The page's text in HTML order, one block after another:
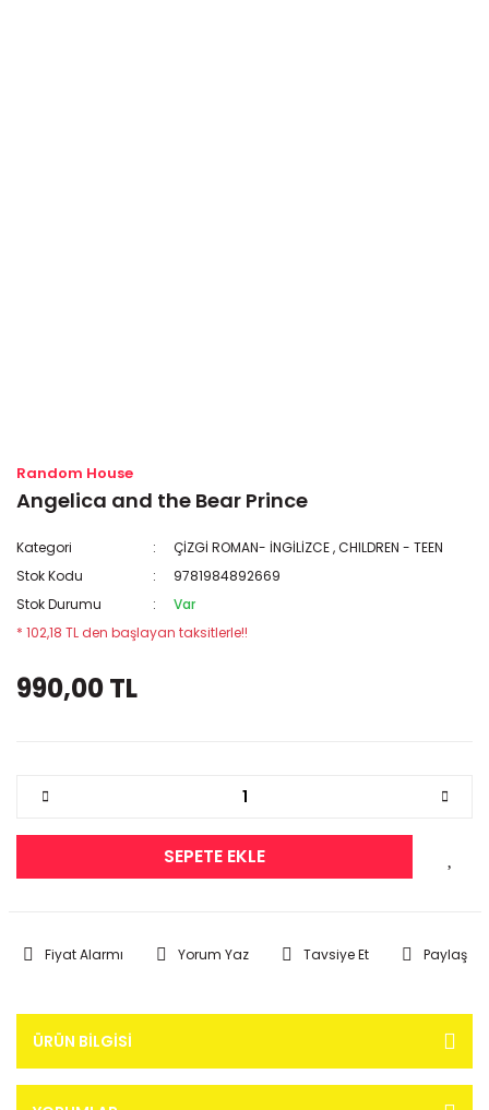
Random House
Angelica and the Bear Prince
Kategori ÇİZGİ ROMAN- İNGİLİZCE,CHILDREN - TEEN
Stok Kodu
9781984892669
Stok Durumu
Var
* 102,18 TL den başlayan taksitlerle!!
990,00 TL
SEPETE EKLE
Fiyat Alarmı Yorum Yaz Tavsiye Et Paylaş
ÜRÜN BILGISI